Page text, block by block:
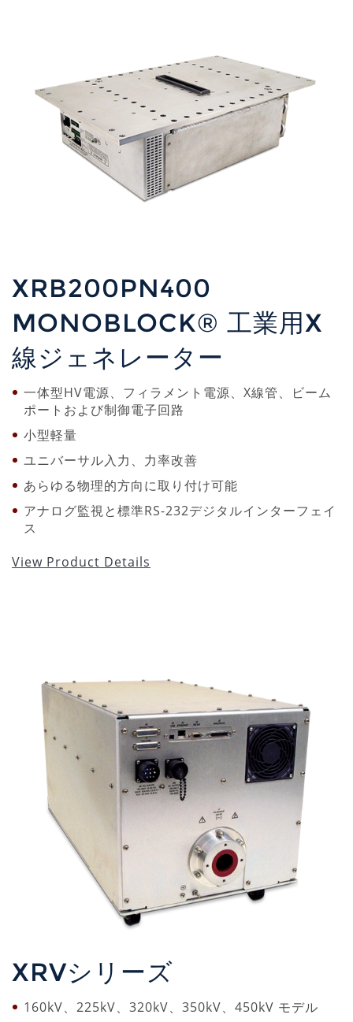
XRB200PN400
MONOBLOCK® 工業用X
線ジェネレーター
一体型HV電源、フィラメント電源、X線管、ビーム
ポートおよび制御電子回路
小型軽量
ユニバーサル入力、力率改善
あらゆる物理的方向に取り付け可能
アナログ監視と標準RS-232デジタルインターフェイ
ス
View Product Details
XRVシリーズ
160kV、225kV、320kV、350kV、450kV モデル